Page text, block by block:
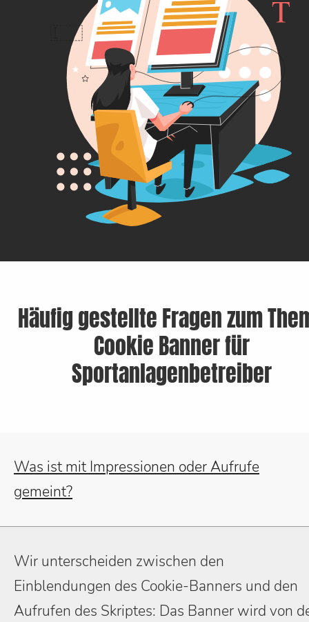
Häufig gestellte Fragen zum
Cookie Banner für
Sportanlagenbetreiber
Was ist mit Impressionen oder Aufrufe
gemeint?
Wir unterscheiden zwischen den
Einblendungen des Cookie-Banners und den
Aufrufen des Skriptes: Das Banner wird von